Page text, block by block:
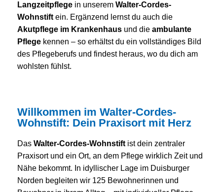
Langzeitpflege in unserem Walter-Cordes-
Wohnstift ein. Ergänzend lernst du auch die
Akutpflege im Krankenhaus und die ambulante
Pflege kennen – so erhältst du ein vollständiges Bild
des Pflegeberufs und findest heraus, wo du dich am
wohlsten fühlst.
Willkommen im Walter-Cordes-
Wohnstift: Dein Praxisort mit Herz
Das Walter-Cordes-Wohnstift ist dein zentraler
Praxisort und ein Ort, an dem Pflege wirklich Zeit und
Nähe bekommt. In idyllischer Lage im Duisburger
Norden begleiten wir 125 Bewohnerinnen und